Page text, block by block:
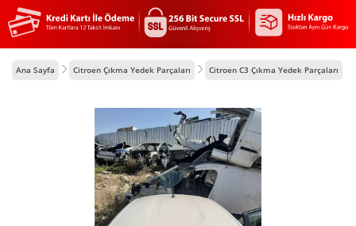
Ana Sayfa Citroen Çıkma Yedek Parçaları Citroen C3 Çıkma Yedek Parçaları